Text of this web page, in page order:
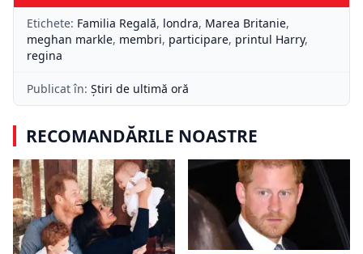
Etichete: Familia Regală, londra, Marea Britanie,
meghan markle, membri, participare, printul Harry,
regina
Publicat în: Știri de ultimă oră
RECOMANDĂRILE NOASTRE